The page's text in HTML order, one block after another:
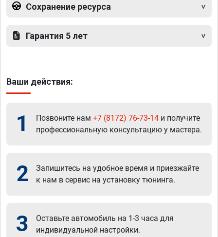
Сохранение ресурса
Гарантия 5 лет
Ваши действия:
1 Позвоните нам +7 (8172) 76-73-14 и получите
профессиональную консультацию у мастера.
2
Запишитесь на удобное время и приезжайте
к нам в сервис на установку тюнинга.
3
Оставьте автомобиль на 1-3 часа для
индивидуальной настройки.